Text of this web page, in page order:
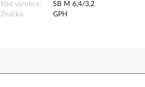
Kód výrobce
SB M 6,4/3,2
Značka
GPH